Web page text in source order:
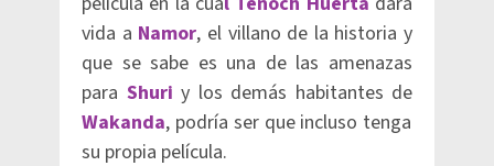
vida a Namor, el villano de la historia y
que se sabe es una de las amenazas
para Shuri y los demás habitantes de
Wakanda, podría ser que incluso tenga
su propia película.